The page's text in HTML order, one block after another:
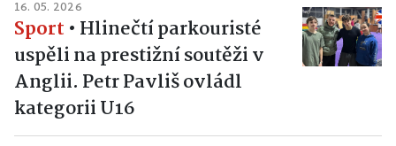
16. 05. 2026
Sport • Hlinečtí parkouristé
uspěli na prestižní soutěži v
Anglii. Petr Pavliš ovládl
kategorii U16